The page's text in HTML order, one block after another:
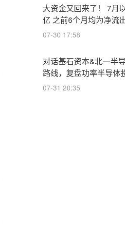
大资金又回来了！ 7月
亿 之前6个月均为净流
07-30 17:58
对话基石资本&北一半
路线，复盘功率半导体
07-31 20:35